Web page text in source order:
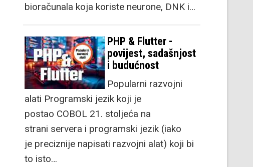
bioračunala koja koriste neurone, DNK i…
PHP & Flutter -
povijest, sadašnjost
i budućnost
Popularni razvojni
alati Programski jezik koji je
postao COBOL 21. stoljeća na
strani servera i programski jezik (iako
je preciznije napisati razvojni alat) koji bi
to isto…